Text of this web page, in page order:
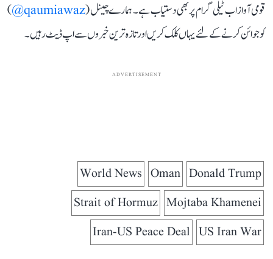
قومی آواز اب ٹیلی گرام پر بھی دستیاب ہے۔ ہمارے چینل (qaumiawaz@
)
کو جوائن کرنے کے لئے یہاں کلک کریں اور تازہ ترین خبروں سے اپ ڈیٹ رہیں۔
ADVERTISEMENT
Donald Trump
Oman
World News
Mojtaba Khamenei
Strait of Hormuz
US Iran War
Iran-US Peace Deal